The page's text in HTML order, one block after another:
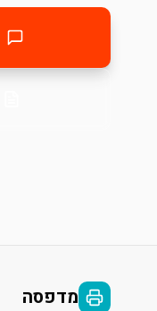
מדפסה